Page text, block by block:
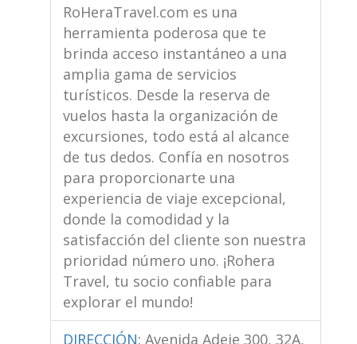
RoHeraTravel.com es una
herramienta poderosa que te
brinda acceso instantáneo a una
amplia gama de servicios
turísticos. Desde la reserva de
vuelos hasta la organización de
excursiones, todo está al alcance
de tus dedos. Confía en nosotros
para proporcionarte una
experiencia de viaje excepcional,
donde la comodidad y la
satisfacción del cliente son nuestra
prioridad número uno. ¡Rohera
Travel, tu socio confiable para
explorar el mundo!
DIRECCIÓN: Avenida Adeje 300, 32A,